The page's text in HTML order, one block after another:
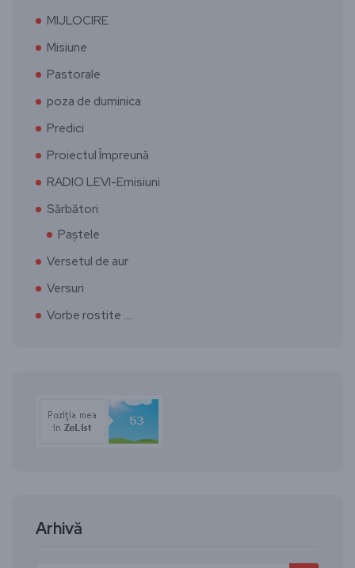
MIJLOCIRE
Misiune
Pastorale
poza de duminica
Predici
Proiectul Împreună
RADIO LEVI-Emisiuni
Sărbători
Paștele
Versetul de aur
Versuri
Vorbe rostite ….
Arhivă